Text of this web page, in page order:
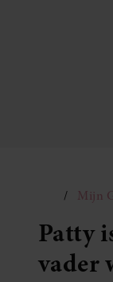
Mijn
Patty
vader